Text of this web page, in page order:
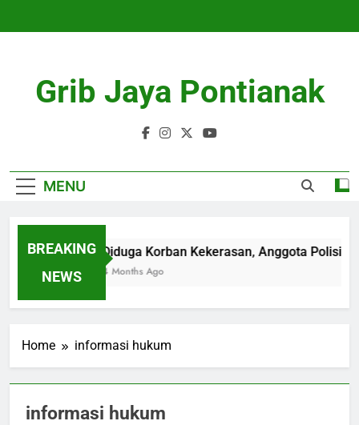
Grib Jaya Pontianak
MENU
BREAKING
NEWS
Diduga Korban Kekerasan, Anggota Polisi
4 Months Ago
Home informasi hukum
informasi hukum